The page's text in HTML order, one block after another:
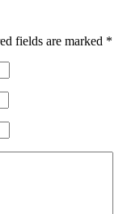
fields are marked *